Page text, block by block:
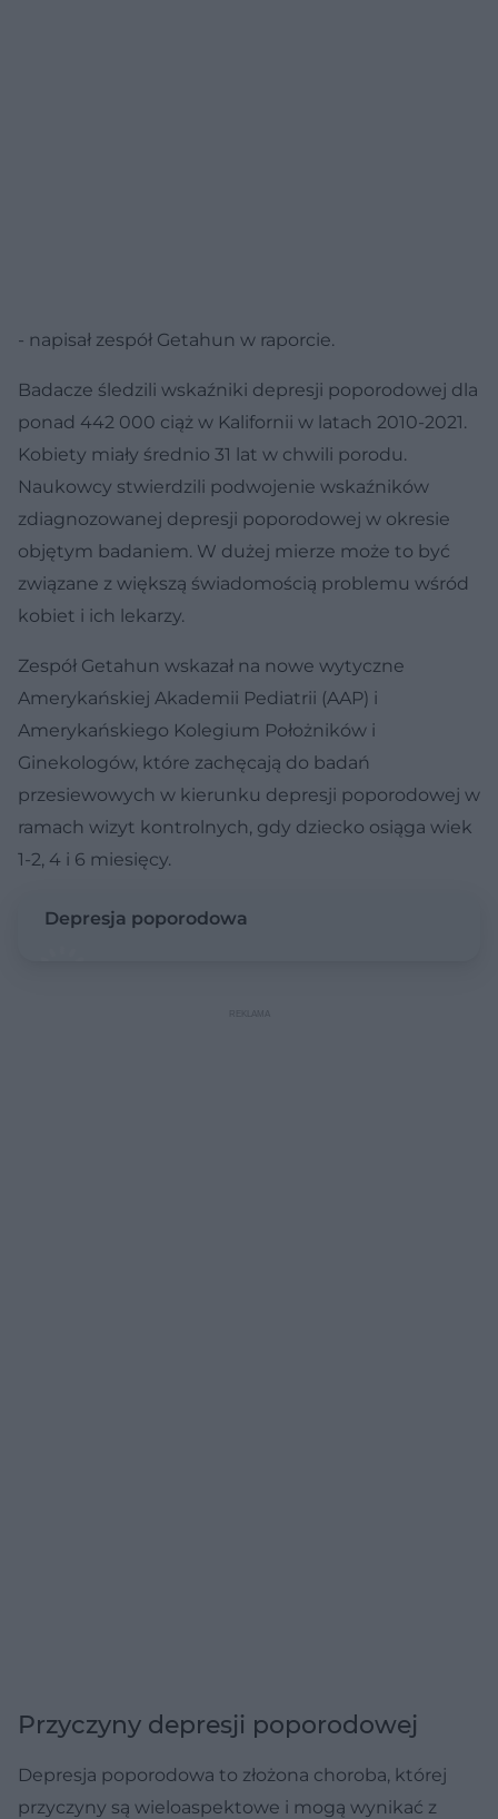
- napisał zespół Getahun w raporcie.
Badacze śledzili wskaźniki depresji poporodowej dla
ponad 442 000 ciąż w Kalifornii w latach 2010-2021.
Kobiety miały średnio 31 lat w chwili porodu.
Naukowcy stwierdzili podwojenie wskaźników
zdiagnozowanej depresji poporodowej w okresie
objętym badaniem. W dużej mierze może to być
związane z większą świadomością problemu wśród
kobiet i ich lekarzy.
Zespół Getahun wskazał na nowe wytyczne
Amerykańskiej Akademii Pediatrii (AAP) i
Amerykańskiego Kolegium Położników i
Ginekologów, które zachęcają do badań
przesiewowych w kierunku depresji poporodowej w
ramach wizyt kontrolnych, gdy dziecko osiąga wiek
1-2, 4 i 6 miesięcy.
Depresja poporodowa
Przyczyny depresji poporodowej
Depresja poporodowa to złożona choroba, której
przyczyny są wieloaspektowe i mogą wynikać z